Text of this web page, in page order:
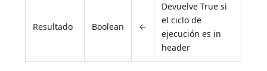
Resultado Boolean ←
Devuelve True si
el ciclo de
ejecución es in
header